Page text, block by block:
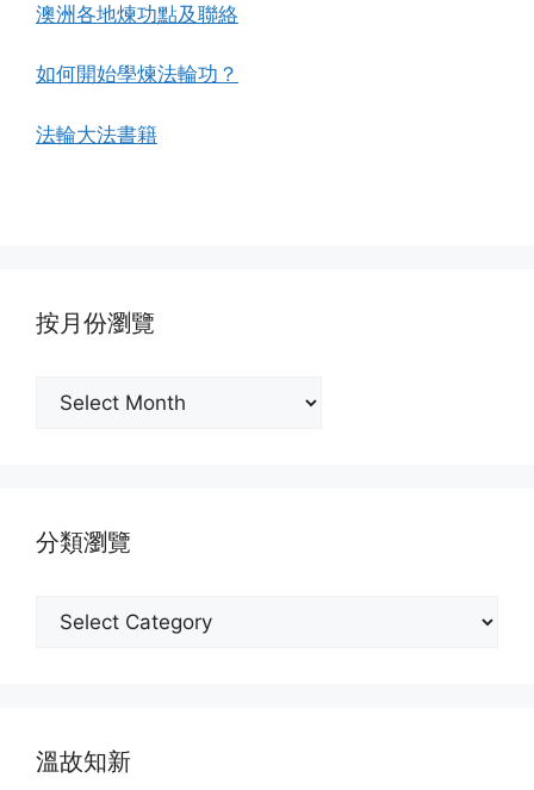
澳洲各地煉功點及聯絡
如何開始學煉法輪功？
法輪大法書籍
按月份瀏覽
分類瀏覽
溫故知新